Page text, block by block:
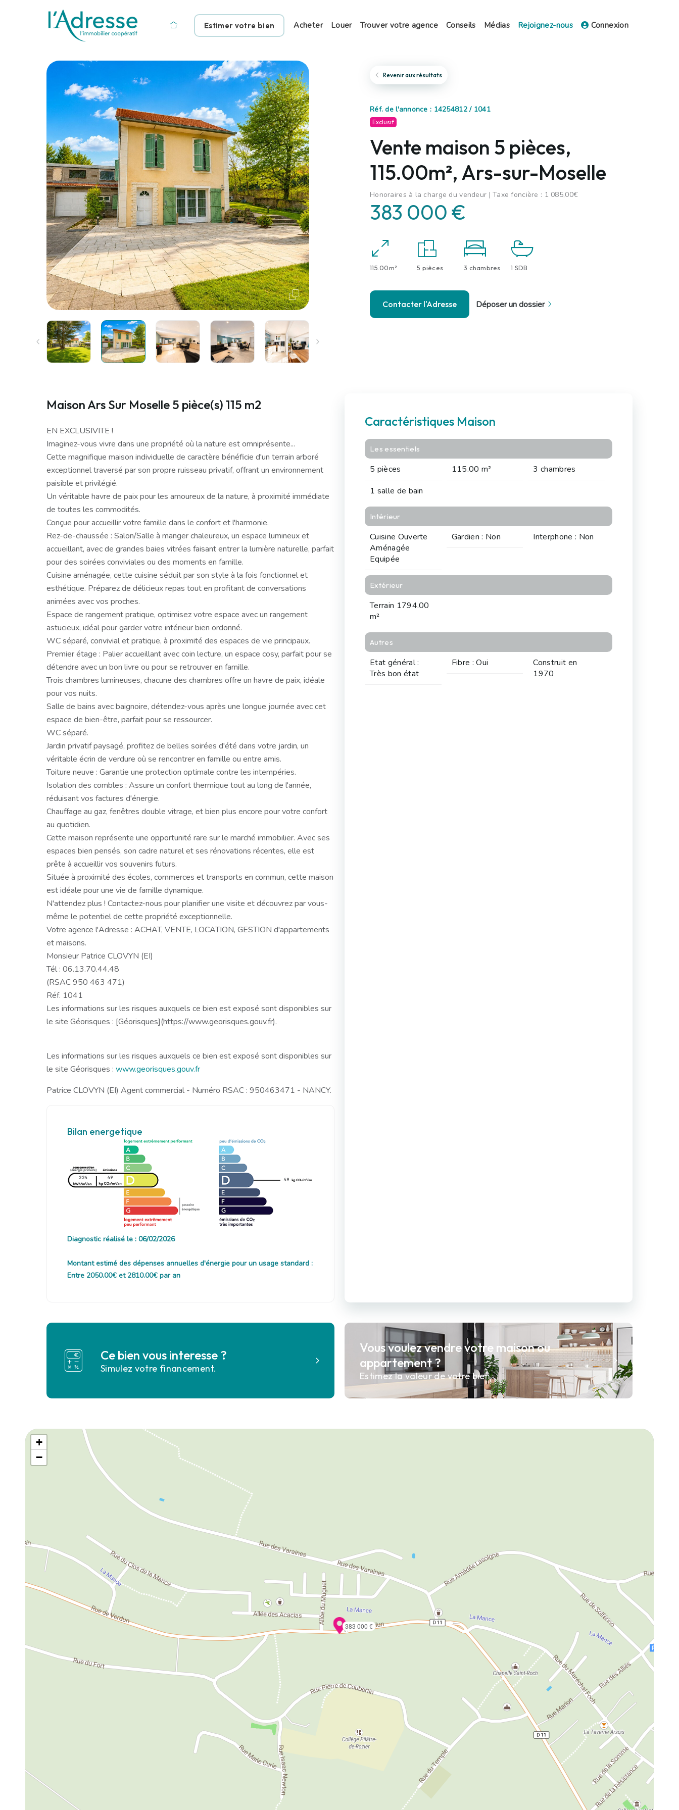
Estimer votre bien Acheter Louer Trouver votre agence Conseils Médias Rejoignez-nous Connexion
Revenir aux résultats
Réf. de l'annonce : 14254812 / 1041
Exclusif
Vente maison 5 pièces,
115.00m², Ars-sur-Moselle
Honoraires à la charge du vendeur | Taxe foncière : 1 085,00€
383 000 €
115.00m² 5 pièces 3 chambres 1 SDB
Contacter l'Adresse Déposer un dossier
Maison Ars Sur Moselle 5 pièce(s) 115 m2
EN EXCLUSIVITE !
Imaginez-vous vivre dans une propriété où la nature est omniprésente...
Cette magnifique maison individuelle de caractère bénéficie d'un terrain arboré
exceptionnel traversé par son propre ruisseau privatif, offrant un environnement
paisible et privilégié.
Un véritable havre de paix pour les amoureux de la nature, à proximité immédiate
de toutes les commodités.
Conçue pour accueillir votre famille dans le confort et l'harmonie.
Rez-de-chaussée : Salon/Salle à manger chaleureux, un espace lumineux et
accueillant, avec de grandes baies vitrées faisant entrer la lumière naturelle, parfait
pour des soirées conviviales ou des moments en famille.
Cuisine aménagée, cette cuisine séduit par son style à la fois fonctionnel et
esthétique. Préparez de délicieux repas tout en profitant de conversations
animées avec vos proches.
Espace de rangement pratique, optimisez votre espace avec un rangement
astucieux, idéal pour garder votre intérieur bien ordonné.
WC séparé, convivial et pratique, à proximité des espaces de vie principaux.
Premier étage : Palier accueillant avec coin lecture, un espace cosy, parfait pour se
détendre avec un bon livre ou pour se retrouver en famille.
Trois chambres lumineuses, chacune des chambres offre un havre de paix, idéale
pour vos nuits.
Salle de bains avec baignoire, détendez-vous après une longue journée avec cet
espace de bien-être, parfait pour se ressourcer.
WC séparé.
Jardin privatif paysagé, profitez de belles soirées d'été dans votre jardin, un
véritable écrin de verdure où se rencontrer en famille ou entre amis.
Toiture neuve : Garantie une protection optimale contre les intempéries.
Isolation des combles : Assure un confort thermique tout au long de l'année,
réduisant vos factures d'énergie.
Chauffage au gaz, fenêtres double vitrage, et bien plus encore pour votre confort
au quotidien.
Cette maison représente une opportunité rare sur le marché immobilier. Avec ses
espaces bien pensés, son cadre naturel et ses rénovations récentes, elle est
prête à accueillir vos souvenirs futurs.
Située à proximité des écoles, commerces et transports en commun, cette maison
est idéale pour une vie de famille dynamique.
N'attendez plus ! Contactez-nous pour planifier une visite et découvrez par vous-
même le potentiel de cette propriété exceptionnelle.
Votre agence l'Adresse : ACHAT, VENTE, LOCATION, GESTION d'appartements
et maisons.
Monsieur Patrice CLOVYN (EI)
Tél : 06.13.70.44.48
(RSAC 950 463 471)
Réf. 1041
Les informations sur les risques auxquels ce bien est exposé sont disponibles sur
le site Géorisques : [Géorisques](https://www.georisques.gouv.fr).
Les informations sur les risques auxquels ce bien est exposé sont disponibles sur
le site Géorisques : www.georisques.gouv.fr
Patrice CLOVYN (EI) Agent commercial - Numéro RSAC : 950463471 - NANCY.
Bilan energetique
224 49 49
Diagnostic réalisé le : 06/02/2026
Montant estimé des dépenses annuelles d'énergie pour un usage standard :
Entre 2050.00€ et 2810.00€ par an
Caractéristiques Maison
Les essentiels
5 pièces 115.00 m²
3 chambres
1 salle de bain
Intérieur
Cuisine Ouverte
Aménagée
Equipée
Gardien : Non Interphone : Non
Extérieur
Terrain 1794.00
m²
Autres
Etat général :
Très bon état
Fibre : Oui
Construit en
1970
Ce bien vous interesse ?
Simulez votre financement.
Vous voulez vendre votre maison ou
appartement ?
Estimez la valeur de votre bien.
383 000 €
+
−